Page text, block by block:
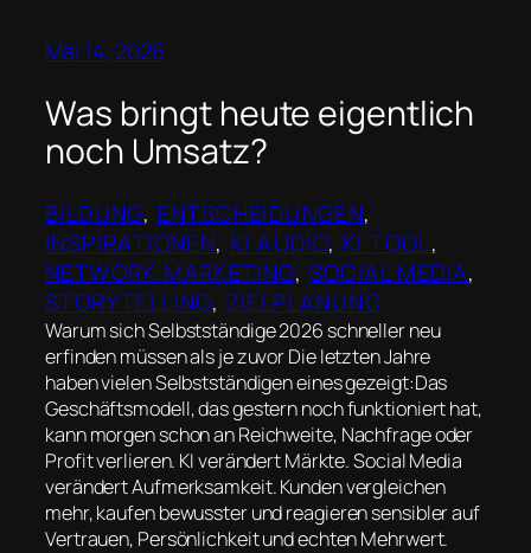
Mai 14, 2026
Was bringt heute eigentlich
noch Umsatz?
BILDUNG, ENTSCHEIDUNGEN
INSPIRATIONEN, KI AUDIO, KI TOOL
NETWORK MARKETING, SOCIAL MEDIA
STORYTELLING, ZIELPLANUNG
Warum sich Selbstständige 2026 schneller neu
erfinden müssen als je zuvor Die letzten Jahre
haben vielen Selbstständigen eines gezeigt:Das
Geschäftsmodell, das gestern noch funktioniert hat,
kann morgen schon an Reichweite, Nachfrage oder
Profit verlieren. KI verändert Märkte. Social Media
verändert Aufmerksamkeit. Kunden vergleichen
mehr, kaufen bewusster und reagieren sensibler auf
Vertrauen, Persönlichkeit und echten Mehrwert.